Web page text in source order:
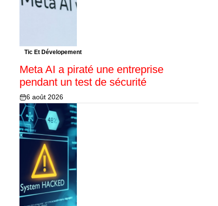
Tic Et Dévelopement
Meta AI a piraté une entreprise
pendant un test de sécurité
6 août 2026